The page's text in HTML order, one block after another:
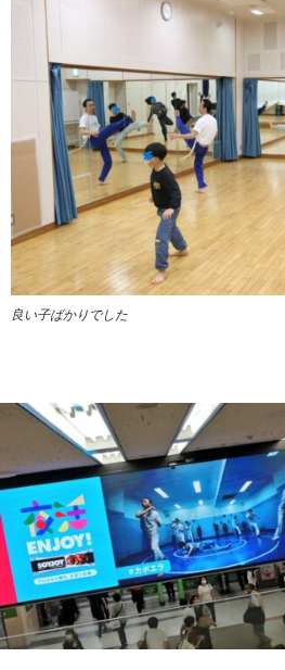
良い子ばかりでした